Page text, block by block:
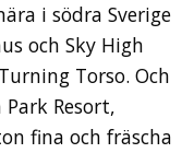
i södra Sverige
och Sky High
Torso. Och
Resort,
fina och fräscha